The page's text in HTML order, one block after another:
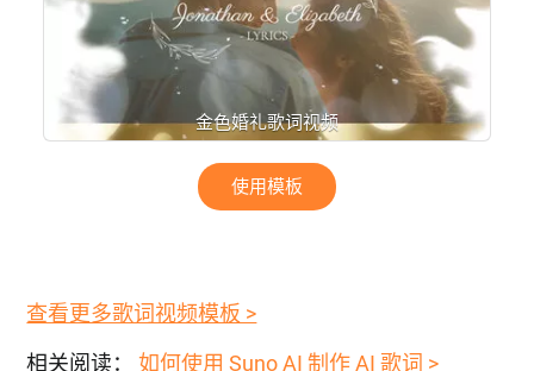
金色婚礼歌词视频
使用模板
查看更多歌词视频模板 >
相关阅读：如何使用 Suno AI 制作 AI 歌词 >